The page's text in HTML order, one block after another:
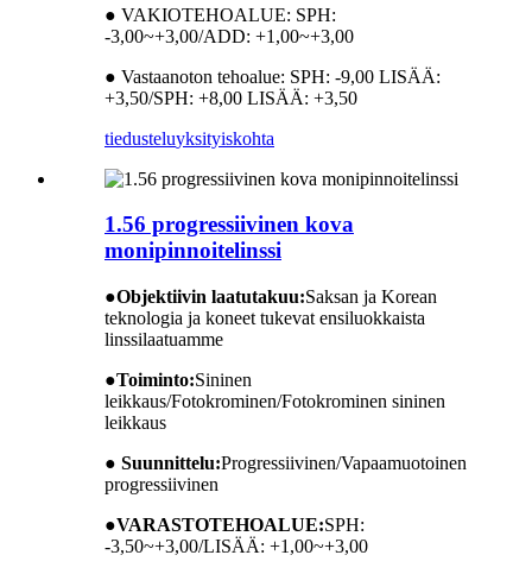
● VAKIOTEHOALUE: SPH:
-3,00~+3,00/ADD: +1,00~+3,00
● Vastaanoton tehoalue: SPH: -9,00 LISÄÄ:
+3,50/SPH: +8,00 LISÄÄ: +3,50
tiedusteluyksityiskohta
1.56 progressiivinen kova
monipinnoitelinssi
●Objektiivin laatutakuu:Saksan ja Korean
teknologia ja koneet tukevat ensiluokkaista
linssilaatuamme
●Toiminto:Sininen
leikkaus/Fotokrominen/Fotokrominen sininen
leikkaus
● Suunnittelu:Progressiivinen/Vapaamuotoinen
progressiivinen
●VARASTOTEHOALUE:SPH:
-3,50~+3,00/LISÄÄ: +1,00~+3,00